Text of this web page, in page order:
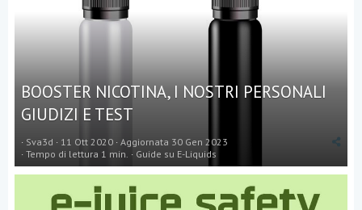
BOOSTER NICOTINA, I NOSTRI PERSONALI
GIUDIZI E TEST
Sva3d 11 Ott 2020 Aggiornata 30 Gen 2023
Tempo di lettura 1 min.
Guide su E-Liquids